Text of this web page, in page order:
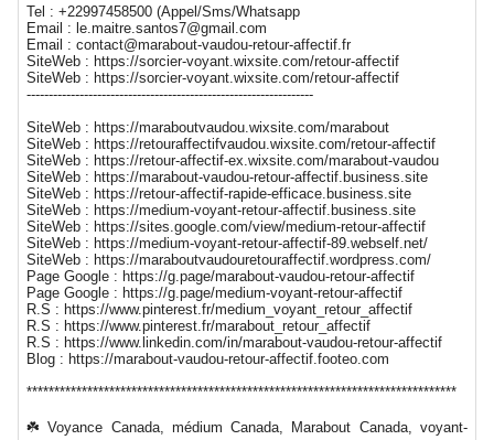
Tel : +22997458500 (Appel/Sms/Whatsapp
Email : le.maitre.santos7@gmail.com
Email : contact@marabout-vaudou-retour-affectif.fr
SiteWeb : https://sorcier-voyant.wixsite.com/retour-affectif
SiteWeb : https://sorcier-voyant.wixsite.com/retour-affectif
-----------------------------------------------------------------
SiteWeb : https://maraboutvaudou.wixsite.com/marabout
SiteWeb : https://retouraffectifvaudou.wixsite.com/retour-affectif
SiteWeb : https://retour-affectif-ex.wixsite.com/marabout-vaudou
SiteWeb : https://marabout-vaudou-retour-affectif.business.site
SiteWeb : https://retour-affectif-rapide-efficace.business.site
SiteWeb : https://medium-voyant-retour-affectif.business.site
SiteWeb : https://sites.google.com/view/medium-retour-affectif
SiteWeb : https://medium-voyant-retour-affectif-89.webself.net/
SiteWeb : https://maraboutvaudouretouraffectif.wordpress.com/
Page Google : https://g.page/marabout-vaudou-retour-affectif
Page Google : https://g.page/medium-voyant-retour-affectif
R.S : https://www.pinterest.fr/medium_voyant_retour_affectif
R.S : https://www.pinterest.fr/marabout_retour_affectif
R.S : https://www.linkedin.com/in/marabout-vaudou-retour-affectif
Blog : https://marabout-vaudou-retour-affectif.footeo.com
******************************************************************************
☘️ Voyance Canada, médium Canada, Marabout Canada, voyant-